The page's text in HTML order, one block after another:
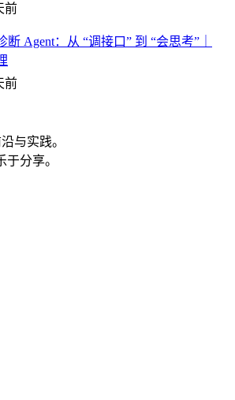
前
Agent：从 “调接口” 到 “会思考”｜
前
与实践。
于分享。